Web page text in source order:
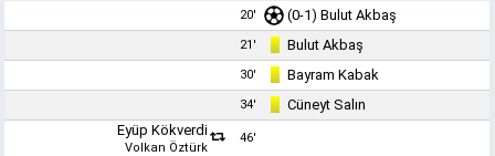
20' (0-1)Bulut Akbaş
21' Bulut Akbaş
30' Bayram Kabak
34'
Cüneyt Salın
Eyüp Kökverdi
Volkan Öztürk
46'